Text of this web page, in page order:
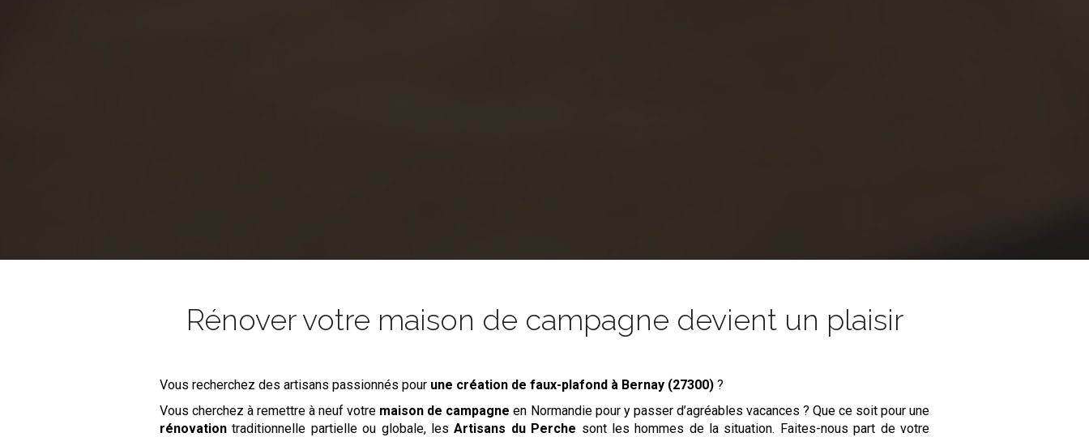
Rénover votre maison de campagne devient un plaisir
Vous recherchez des artisans passionnés pour une création de faux-plafond à Bernay (27300) ?
Vous cherchez à remettre à neuf votre maison de campagne en Normandie pour y passer d’agréables vacances ? Que ce soit pour une
rénovation traditionnelle partielle ou globale, lesArtisans du Perche sont les hommes de la situation. Faites-nous part de votre